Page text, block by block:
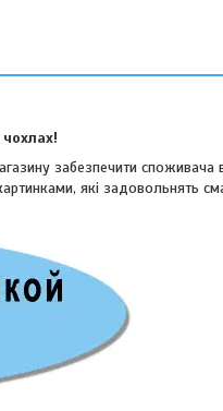
забезпечити споживача
які задовольнять